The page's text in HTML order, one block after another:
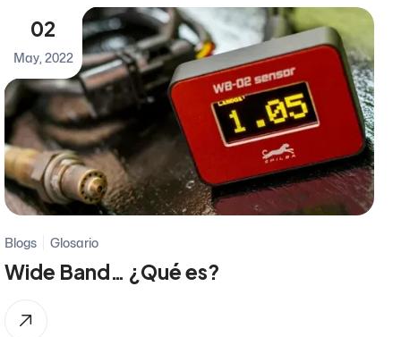
02
May, 2022
Blogs Glosario
Wide Band… ¿Qué es?